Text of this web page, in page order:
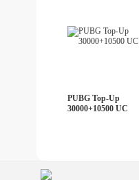
PUBG Top-Up
30000+10500 UC